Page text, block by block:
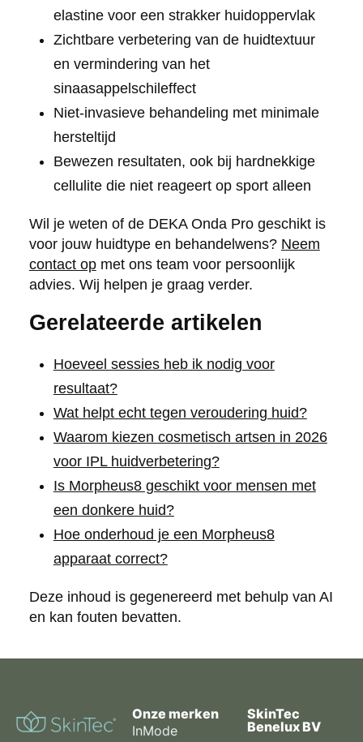
elastine voor een strakker huidoppervlak
Zichtbare verbetering van de huidtextuur
en vermindering van het
sinaasappelschileffect
Niet-invasieve behandeling met minimale
hersteltijd
Bewezen resultaten, ook bij hardnekkige
cellulite die niet reageert op sport alleen
Wil je weten of de DEKA Onda Pro geschikt is
voor jouw huidtype en behandelwens? Neem
contact opmet ons team voor persoonlijk
advies. Wij helpen je graag verder.
Gerelateerde artikelen
Hoeveel sessies heb ik nodig voor
resultaat?
Wat helpt echt tegen veroudering huid?
Waarom kiezen cosmetisch artsen in 2026
voor IPL huidverbetering?
Is Morpheus8 geschikt voor mensen met
een donkere huid?
Hoe onderhoud je een Morpheus8
apparaat correct?
Deze inhoud is gegenereerd met behulp van AI
en kan fouten bevatten.
Onze merken
InMode
SkinTec
Benelux BV